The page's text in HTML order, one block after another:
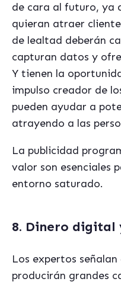
de cara al futuro, ya
quieran atraer
de lealtad deberán
capturan datos y
Y tienen la
impulso creador de
pueden ayudar a
atrayendo a las
La publicidad
valor son esenciales
entorno saturado.
8. Dinero digital
Los expertos
producirán grandes